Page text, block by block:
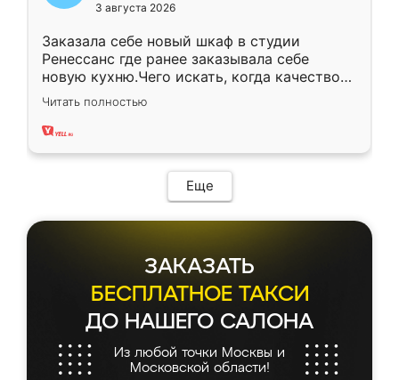
3 августа 2026
Заказала себе новый шкаф в студии
Ренессанс где ранее заказывала себе
новую кухню.Чего искать, когда качеством
вполне довольна. Служит кухня уже почти
два года, нареканий нет.
Читать полностью
Еще
ЗАКАЗАТЬ
БЕСПЛАТНОЕ ТАКСИ
ДО НАШЕГО САЛОНА
Из любой точки Москвы и
Московской области!